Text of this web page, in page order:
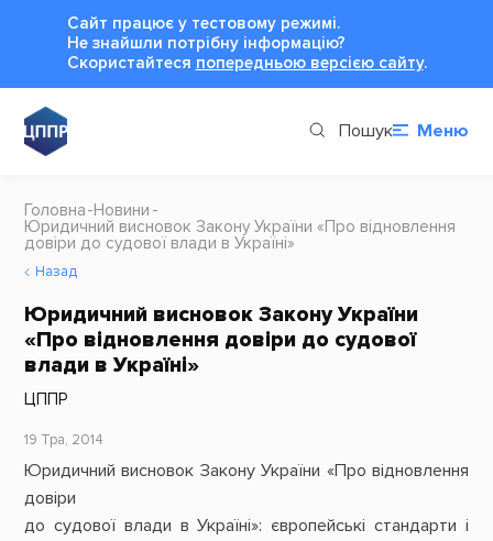
Сайт працює у тестовому режимі.
Не знайшли потрібну інформацію?
Cкористайтеся попередньою версією сайту.
Пошук Меню
Головна Новини
Юридичний висновок Закону України «Про відновлення
довіри до судової влади в Україні»
Назад
Юридичний висновок Закону України
«Про відновлення довіри до судової
влади в Україні»
ЦППР
19 Тра, 2014
Юридичний висновок Закону України «Про відновлення
довіри
до судової влади в Україні»: європейські стандарти і